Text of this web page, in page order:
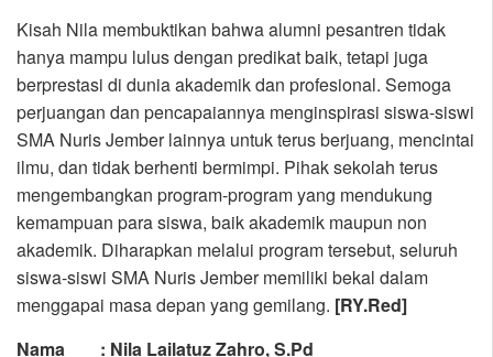
Kisah Nila membuktikan bahwa alumni pesantren tidak
hanya mampu lulus dengan predikat baik, tetapi juga
berprestasi di dunia akademik dan profesional. Semoga
perjuangan dan pencapaiannya menginspirasi siswa-siswi
SMA Nuris Jember lainnya untuk terus berjuang, mencintai
ilmu, dan tidak berhenti bermimpi. Pihak sekolah terus
mengembangkan program-program yang mendukung
kemampuan para siswa, baik akademik maupun non
akademik. Diharapkan melalui program tersebut, seluruh
siswa-siswi SMA Nuris Jember memiliki bekal dalam
menggapai masa depan yang gemilang. [RY.Red]
Nama : Nila Lailatuz Zahro, S.Pd